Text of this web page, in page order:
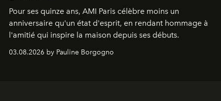
Pour ses quinze ans, AMI Paris célèbre moins un
anniversaire qu'un état d'esprit, en rendant hommage à
l'amitié qui inspire la maison depuis ses débuts.
03.08.2026 by Pauline Borgogno